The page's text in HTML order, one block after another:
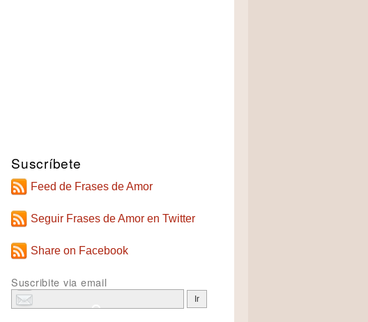
Suscríbete
Feed de Frases de Amor
Seguir Frases de Amor en Twitter
Share on Facebook
Suscribite via email